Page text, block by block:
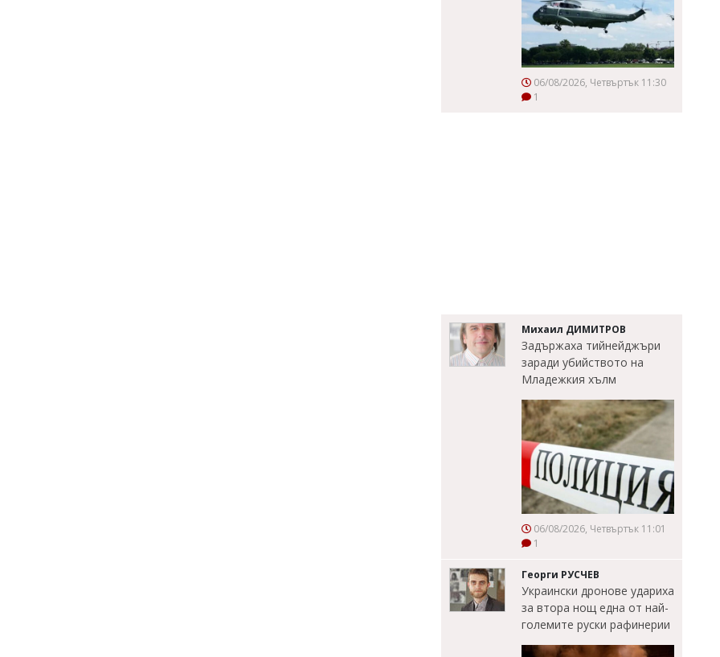
06/08/2026, Четвъртък 11:30
1
Михаил ДИМИТРОВ
Задържаха тийнейджъри
заради убийството на
Младежкия хълм
06/08/2026, Четвъртък 11:01
1
Георги РУСЧЕВ
Украински дронове удариха
за втора нощ една от най-
големите руски рафинерии